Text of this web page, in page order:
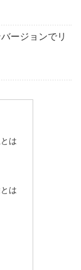
ージョンでリ
は
は